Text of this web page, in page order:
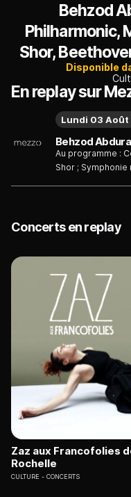
Behzod
Philharmonic,
Shor,
Disponible
En replay sur
Au programme :
Shor ; Symphonie
Lundi 03 Août
Concerts en replay
Zaz aux Francofolies
Rochelle
CULTURE CONCERTS